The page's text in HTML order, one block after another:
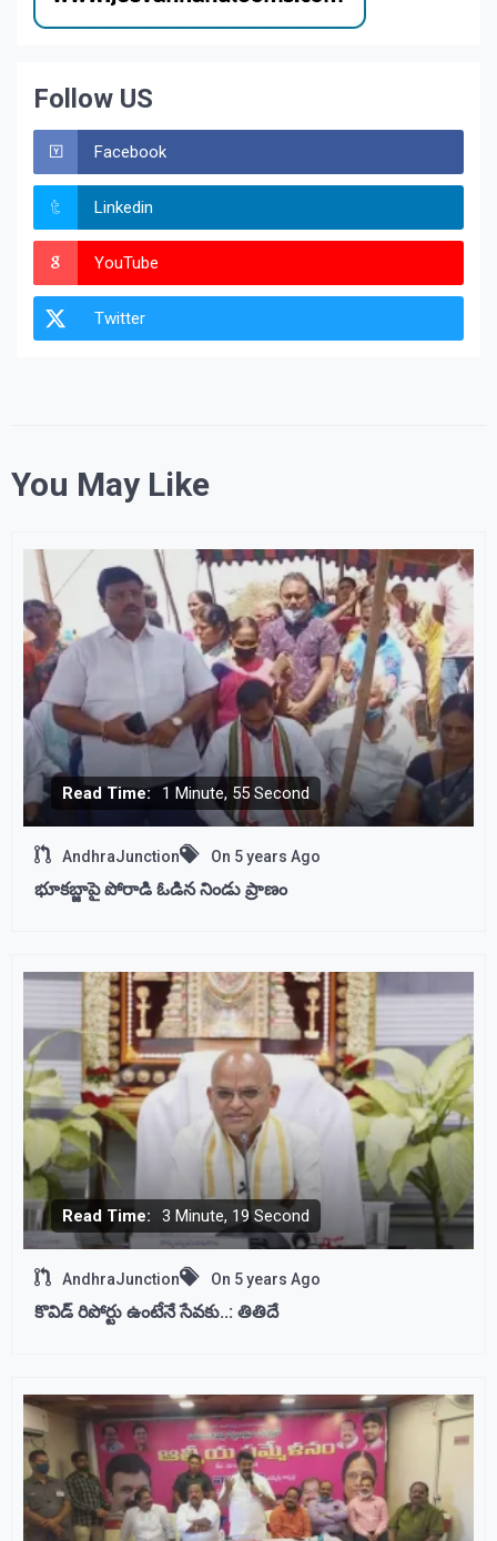
Follow US
Facebook
Linkedin
YouTube
Twitter
You May Like
Read Time: 1 Minute, 55 Second
AndhraJunction On 5 years Ago
భూకబ్జాపై పోరాడి ఓడిన నిండు ప్రాణం
Read Time: 3 Minute, 19 Second
AndhraJunction On 5 years Ago
కొవిడ్‌ రిపోర్టు ఉంటేనే సేవకు..: తితిదే